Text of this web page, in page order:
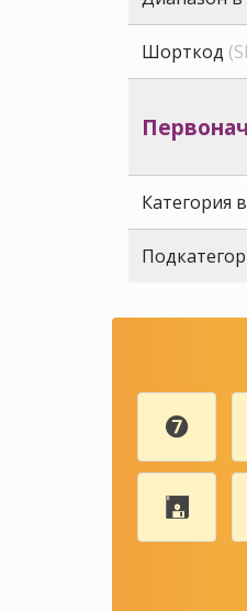
Шорткод
Категория
❼
🖪